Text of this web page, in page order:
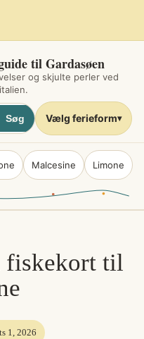
til Gardasøen
og skjulte perler ved
Søg Vælg ferieform▾
Malcesine Limone
fiskekort til
1, 2026